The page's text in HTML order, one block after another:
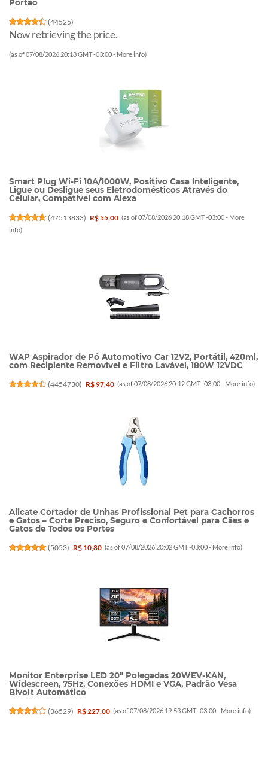
Portão
(44525)
Now retrieving the price.
(as of 07/08/2026 20:18 GMT -03:00 - More info)
Smart Plug Wi-Fi 10A/1000W, Positivo Casa Inteligente,
Ligue ou Desligue seus Eletrodomésticos Através do
Celular, Compatível com Alexa
(47513833) R$ 55,00 (as of 07/08/2026 20:18 GMT -03:00 - More
info)
WAP Aspirador de Pó Automotivo Car 12V2, Portátil, 420ml,
com Recipiente Removível e Filtro Lavável, 180W 12VDC
(4454730) R$ 97,40 (as of 07/08/2026 20:12 GMT -03:00 - More info)
Alicate Cortador de Unhas Profissional Pet para Cachorros
e Gatos – Corte Preciso, Seguro e Confortável para Cães e
Gatos de Todos os Portes
(5053) R$ 10,80 (as of 07/08/2026 20:02 GMT -03:00 - More info)
Monitor Enterprise LED 20" Polegadas 20WEV-KAN,
Widescreen, 75Hz, Conexões HDMI e VGA, Padrão Vesa
Bivolt Automático
(36529) R$ 227,00 (as of 07/08/2026 19:53 GMT -03:00 - More info)